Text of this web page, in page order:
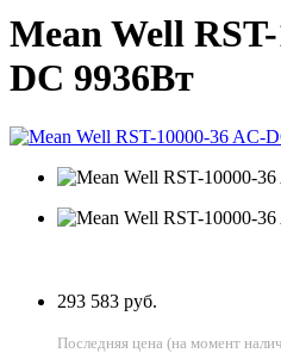
Mean Well
DC 9936Вт
293 583 руб.
Последняя цена (на момент